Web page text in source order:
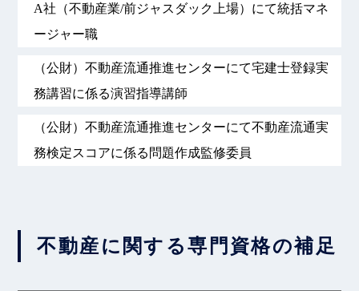
A社（不動産業/前ジャスダック上場）にて統括マネ
ージャー職
（公財）不動産流通推進センターにて宅建士登録実
務講習に係る演習指導講師
（公財）不動産流通推進センターにて不動産流通実
務検定スコアに係る問題作成監修委員
不動産に関する専門資格の補足